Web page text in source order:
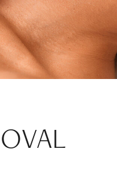
康な身体へ